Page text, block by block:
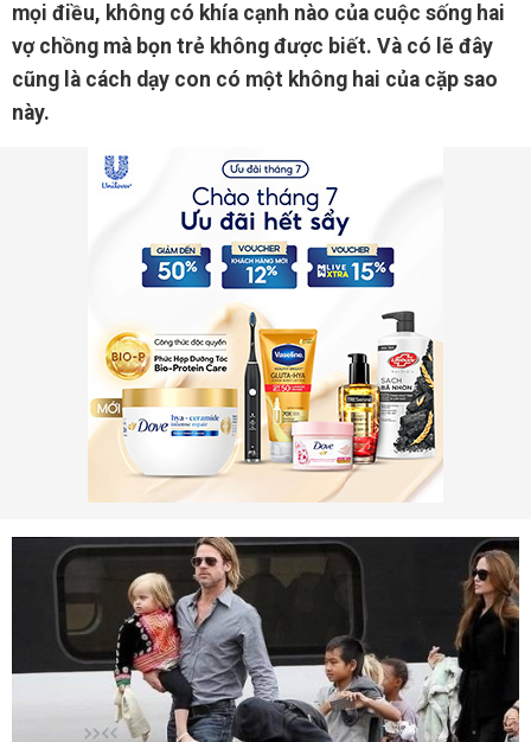
mọi điều, không có khía cạnh nào của cuộc sống hai
vợ chồng mà bọn trẻ không được biết. Và có lẽ đây
cũng là cách dạy con có một không hai của cặp sao
này.